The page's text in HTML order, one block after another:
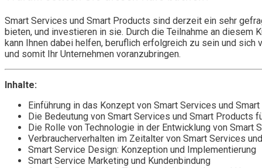
Smart Services und Smart Products sind derzeit ein sehr
bieten, und investieren in sie. Durch die Teilnahme an
kann Ihnen dabei helfen, beruflich erfolgreich zu sein und
und somit Ihr Unternehmen voranzubringen.
Inhalte:
Einführung in das Konzept von Smart Services und
Die Bedeutung von Smart Services und Smart Products
Die Rolle von Technologie in der Entwicklung von Smart
Verbraucherverhalten im Zeitalter von Smart Services
Smart Service Design: Konzeption und Implementierung
Smart Service Marketing und Kundenbindung